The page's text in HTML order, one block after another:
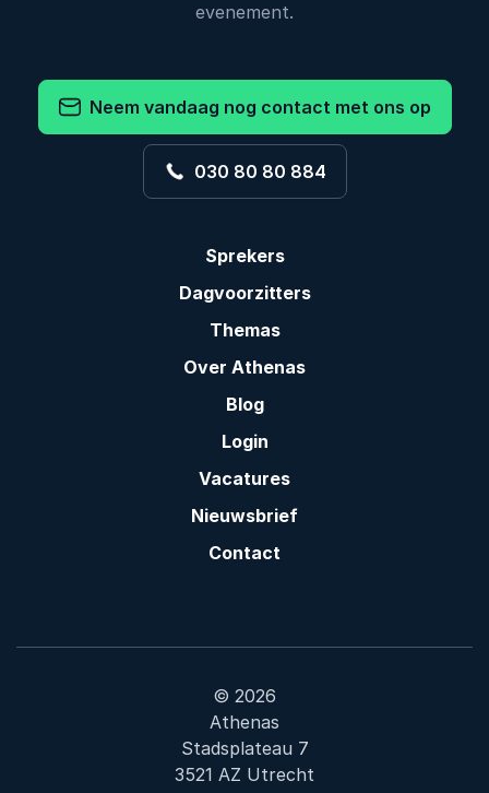
evenement.
Neem vandaag nog contact met ons op
030 80 80 884
Sprekers
Dagvoorzitters
Themas
Over Athenas
Blog
Login
Vacatures
Nieuwsbrief
Contact
© 2026
Athenas
Stadsplateau 7
3521 AZ Utrecht